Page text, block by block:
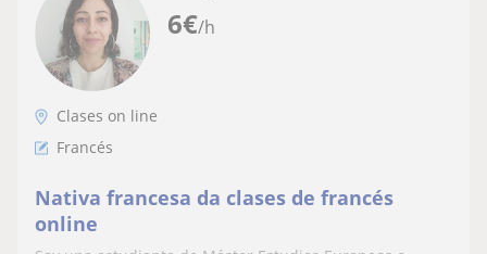
6€/h
Clases on line
Francés
Nativa francesa da clases de francés
online